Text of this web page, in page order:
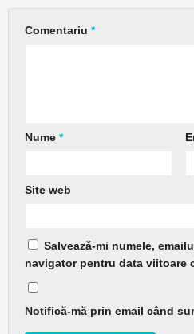
Comentariu *
Nume *
Site web
Salvează-mi numele,
navigator pentru data viitoare
Notifică-mă prin email când